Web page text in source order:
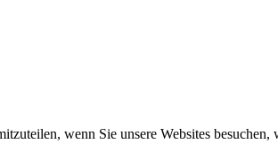
wenn Sie unsere Websites